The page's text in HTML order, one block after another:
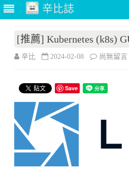
辛比誌
[推薦] Kubernetes (k8s)
辛比 2024-02-08 在
薦]
GUI
尚無留言
Save